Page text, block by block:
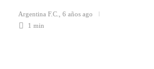
Argentina F.C.
6 años ago
1 min